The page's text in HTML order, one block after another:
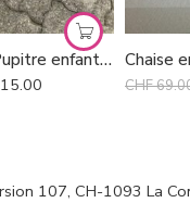
OCCASION – Pupitre enfant Chicco
15.00
Chaise
CHF
107, CH-1093 La